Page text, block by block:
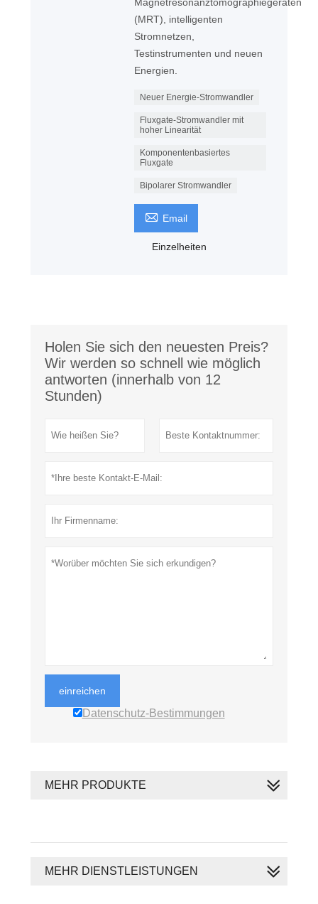
(MRT), intelligenten
Stromnetzen,
Testinstrumenten und neuen
Energien.
Neuer Energie-Stromwandler
Fluxgate-Stromwandler mit
hoher Linearität
Komponentenbasiertes
Fluxgate
Bipolarer Stromwandler
 Email
Einzelheiten
Holen Sie sich den neuesten Preis?
Wir werden so schnell wie möglich
antworten (innerhalb von 12
Stunden)
einreichen
Datenschutz-Bestimmungen
MEHR PRODUKTE
MEHR DIENSTLEISTUNGEN